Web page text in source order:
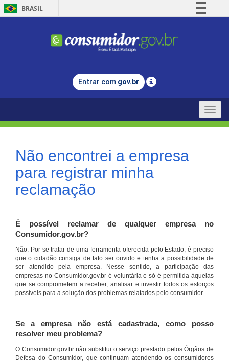
BRASIL
Comunica BR
Legislação
Entrar com gov.br
Toggle
Não encontrei a empresa
para registrar minha
reclamação
É possível reclamar de qualquer empresa no
Consumidor.gov.br?
Não. Por se tratar de uma ferramenta oferecida pelo Estado, é preciso
que o cidadão consiga de fato ser ouvido e tenha a possibilidade de
ser atendido pela empresa. Nesse sentido, a participação das
empresas no Consumidor.gov.br é voluntária e só é permitida àquelas
que se comprometem a receber, analisar e investir todos os esforços
possíveis para a solução dos problemas relatados pelo consumidor.
Se a empresa não está cadastrada, como posso
resolver meu problema?
O Consumidor.gov.br não substitui o serviço prestado pelos Órgãos de
Defesa do Consumidor, que continuam atendendo os consumidores